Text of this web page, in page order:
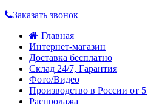
Заказать звонок
Главная
Интернет-магазин
Доставка бесплатно
Склад 24/7, Гарантия
Фото/Видео
Производство в России от
Распродажа